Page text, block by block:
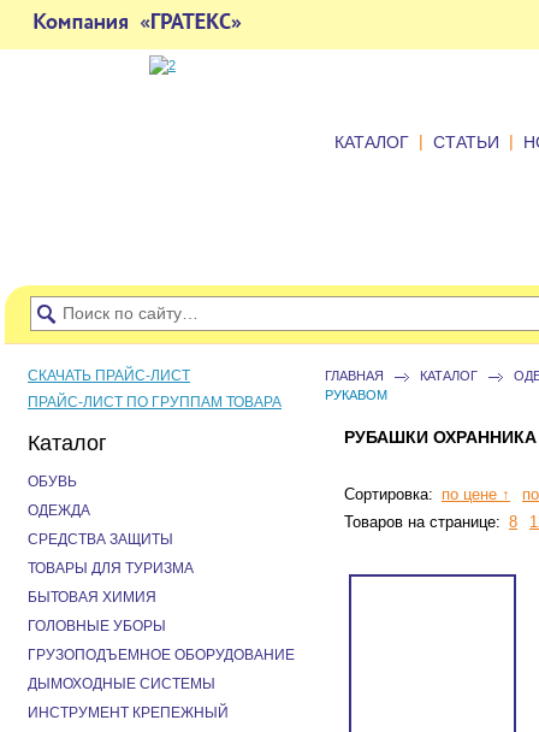
КАТАЛОГ | СТАТЬИ |
ГЛАВНАЯ КАТАЛОГ
РУКАВОМ
РУБАШКИ
Сортировка: по цене ↑
Товаров на странице: 8
СКАЧАТЬ ПРАЙС-ЛИСТ
ПРАЙС-ЛИСТ ПО ГРУППАМ ТОВАРА
Каталог
ОБУВЬ
ОДЕЖДА
СРЕДСТВА ЗАЩИТЫ
ТОВАРЫ ДЛЯ ТУРИЗМА
БЫТОВАЯ ХИМИЯ
ГОЛОВНЫЕ УБОРЫ
ГРУЗОПОДЪЕМНОЕ ОБОРУДОВАНИЕ
ДЫМОХОДНЫЕ СИСТЕМЫ
ИНСТРУМЕНТ КРЕПЕЖНЫЙ